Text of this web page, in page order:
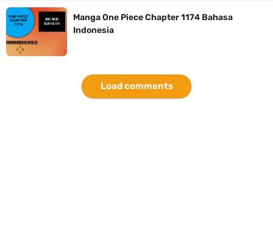
Laut
Arti Bendera Yunani, Negara Yang Terkenal Salah Satu Pusat
Peradaban Kuno
Manga One Piece Chapter 1174 Bahasa
Indonesia
Load comments